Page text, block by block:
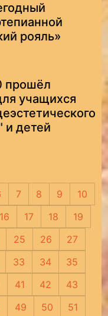
рояль»
прошёл
учащихся
и детей
7 8 9
10
16 17 18
19
25 26
27
33 34
35
41 42
43
49 50
51